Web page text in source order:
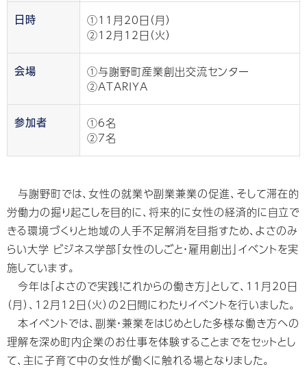
日時
①11月20日（月）
②12月12日（火）
会場
①与謝野町産業創出交流センター
②ATARIYA
参加者
①6名
②7名
与謝野町では、女性の就業や副業兼業の促進、そして滞在的
労働力の掘り起こしを目的に、将来的に女性の経済的に自立で
きる環境づくりと地域の人手不足解消を目指すため、よさのみ
らい大学 ビジネス学部「女性のしごと・雇用創出」イベントを実
施しています。
今年は「よさので実践！これからの働き方」として、11月20日
（月）、12月12日（火）の2日間にわたりイベントを行いました。
本イベントでは、副業・兼業をはじめとした多様な働き方への
理解を深め町内企業のお仕事を体験することまでをセットとし
て、主に子育て中の女性が働くに触れる場となりました。